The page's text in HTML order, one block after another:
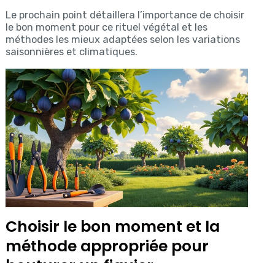
Le prochain point détaillera l’importance de choisir
le bon moment pour ce rituel végétal et les
méthodes les mieux adaptées selon les variations
saisonnières et climatiques.
Choisir le bon moment et la
méthode appropriée pour